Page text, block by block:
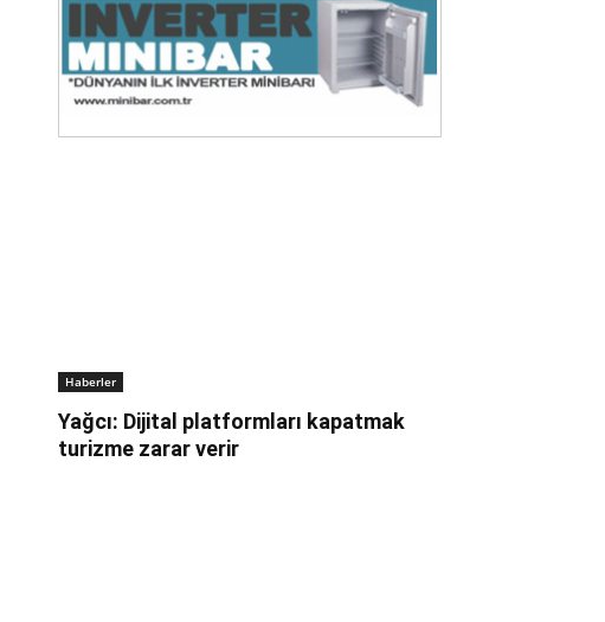
Haberler
Yağcı: Dijital platformları kapatmak
turizme zarar verir